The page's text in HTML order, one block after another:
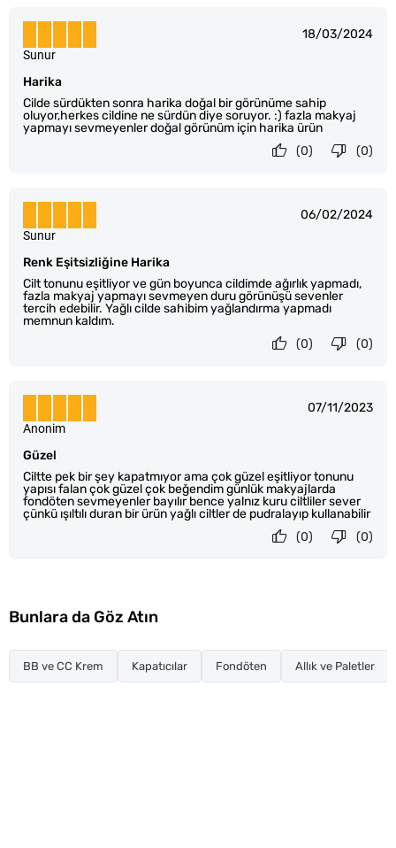
18/03/2024
Harika
Cilde sürdükten sonra harika doğal bir görünüme sahip
oluyor,herkes cildine ne sürdün diye soruyor. :) fazla makyaj
yapmayı sevmeyenler doğal görünüm için harika ürün
Sunur
(0)
(0)
06/02/2024
Renk Eşitsizliğine Harika
Cilt tonunu eşitliyor ve gün boyunca cildimde ağırlık yapmadı,
fazla makyaj yapmayı sevmeyen duru görünüşü sevenler
tercih edebilir. Yağlı cilde sahibim yağlandırma yapmadı
memnun kaldım.
Sunur
(0)
(0)
07/11/2023
Güzel
Ciltte pek bir şey kapatmıyor ama çok güzel eşitliyor tonunu
yapısı falan çok güzel çok beğendim günlük makyajlarda
fondöten sevmeyenler bayılır bence yalnız kuru ciltliler sever
çünkü ışıltılı duran bir ürün yağlı ciltler de pudralayıp kullanabilir
Anonim
(0)
(0)
Bunlara da Göz Atın
BB ve CC Krem Kapatıcılar Fondöten Allık ve Paletler